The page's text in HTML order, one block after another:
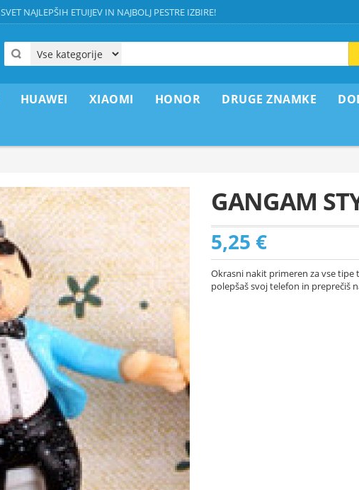
SVET NAJLEPŠIH ETUIJEV IN NAJBOLJ PESTRE IZBIRE!
HUAWEI XIAOMI HONOR DRUGE ZNAMKE
GANGAM
5,25 €
Okrasni nakit primeren za vse tipe
polepšaš svoj telefon in preprečiš